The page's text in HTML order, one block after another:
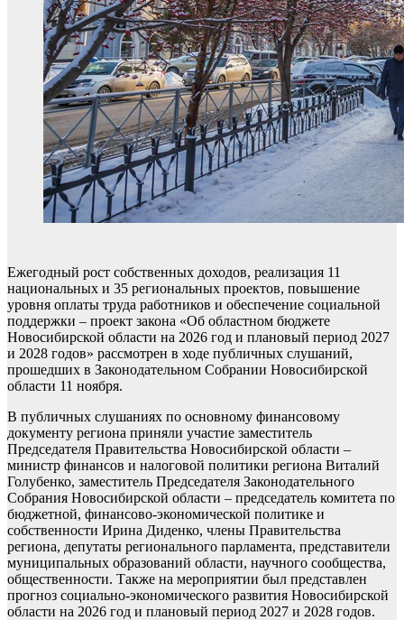
Ежегодный рост собственных доходов, реализация 11
национальных и 35 региональных проектов, повышение
уровня оплаты труда работников и обеспечение социальной
поддержки – проект закона «Об областном бюджете
Новосибирской области на 2026 год и плановый период 2027
и 2028 годов» рассмотрен в ходе публичных слушаний,
прошедших в Законодательном Собрании Новосибирской
области 11 ноября.
В публичных слушаниях по основному финансовому
документу региона приняли участие заместитель
Председателя Правительства Новосибирской области –
министр финансов и налоговой политики региона Виталий
Голубенко, заместитель Председателя Законодательного
Собрания Новосибирской области – председатель комитета по
бюджетной, финансово-экономической политике и
собственности Ирина Диденко, члены Правительства
региона, депутаты регионального парламента, представители
муниципальных образований области, научного сообщества,
общественности. Также на мероприятии был представлен
прогноз социально-экономического развития Новосибирской
области на 2026 год и плановый период 2027 и 2028 годов.